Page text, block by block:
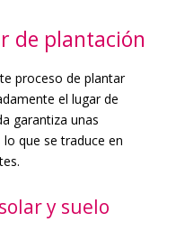
de plantación
proceso de plantar
el lugar de
garantiza unas
que se traduce en
y suelo